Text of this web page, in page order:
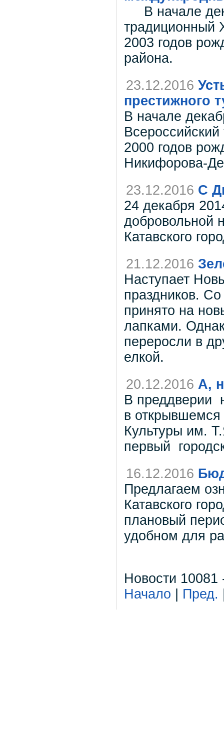
В начале
традиционный
2003 годов
района.
23.12.2016
престижного
В начале
2000 годов
Никифорова-
23.12.2016 С
24 декабря
добровольной
Катавского
21.12.2016
Наступает
праздников.
принято на
лапками.
переросли в
елкой.
20.12.2016 А,
В преддверии
в
Культуры им.
первый
16.12.2016
Предлагаем
Катавского
плановый
удобном для
Новости 10081
Начало
Пред.